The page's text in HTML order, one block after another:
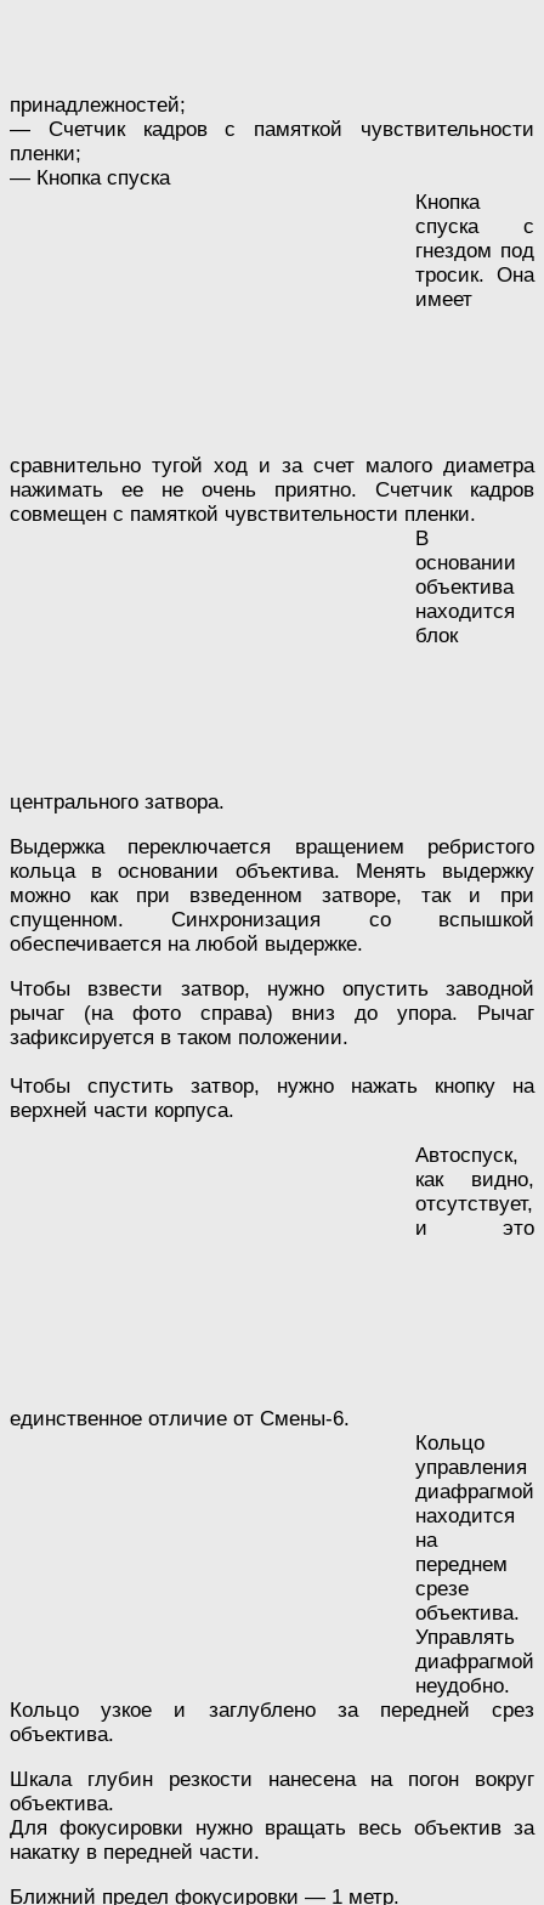
принадлежностей;
— Счетчик кадров с памяткой чувствительности
пленки;
— Кнопка спуска
Кнопка
спуска с
гнездом под
тросик. Она
имеет
сравнительно тугой ход и за счет малого диаметра
нажимать ее не очень приятно. Счетчик кадров
совмещен с памяткой чувствительности пленки.
В
основании
объектива
находится
блок
центрального затвора.
Выдержка переключается вращением ребристого
кольца в основании объектива. Менять выдержку
можно как при взведенном затворе, так и при
спущенном. Синхронизация со вспышкой
обеспечивается на любой выдержке.
Чтобы взвести затвор, нужно опустить заводной
рычаг (на фото справа) вниз до упора. Рычаг
зафиксируется в таком положении.
Чтобы спустить затвор, нужно нажать кнопку на
верхней части корпуса.
Автоспуск,
как видно,
отсутствует,
и это
единственное отличие от Смены-6.
Кольцо
управления
диафрагмой
находится
на
переднем
срезе
объектива.
Управлять
диафрагмой
неудобно.
Кольцо узкое и заглублено за передней срез
объектива.
Шкала глубин резкости нанесена на погон вокруг
объектива.
Для фокусировки нужно вращать весь объектив за
накатку в передней части.
Ближний предел фокусировки — 1 метр.